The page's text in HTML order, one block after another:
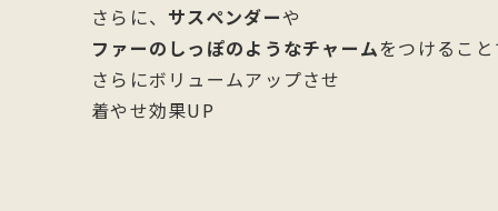
さらに、 サスペンダーや
ファーのしっぽのようなチャームをつけるこ
さらにボリュームアップさせ
着やせ効果UP